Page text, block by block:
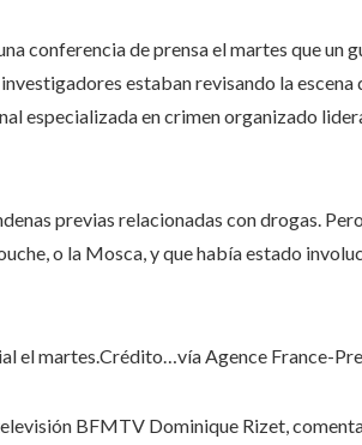
conferencia de prensa el martes que un
estaban revisando la
especializada en crimen organizado
previas relacionadas con drogas.
o la Mosca, y que había estado
el martes.Crédito…vía Agence France-
BFMTV Dominique Rizet,